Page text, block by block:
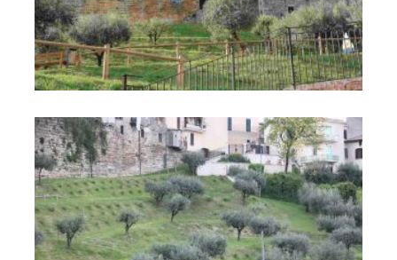
Parco Cittadino "Orto del Vescovo" "Caduti di Nassirya"